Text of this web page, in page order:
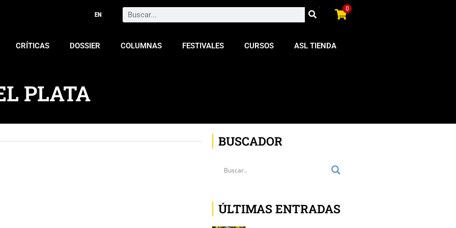
Search 0
CRÍTICAS DOSSIER COLUMNAS FESTIVALES CURSOS ASL TIENDA
PLATA
BUSCADOR
ÚLTIMAS ENTRADAS